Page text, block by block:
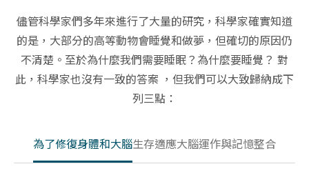
儘管科學家們多年來進行了大量的研究，科學家確實知道
的是，大部分的高等動物會睡覺和做夢，但確切的原因仍
不清楚。至於為什麼我們需要睡眠？ 為什麼要睡覺？ 對
此，科學家也沒有一致的答案 ， 但我們可以大致歸納成下
列三點：
為了修復身體和大腦生存適應大腦運作與記憶整合